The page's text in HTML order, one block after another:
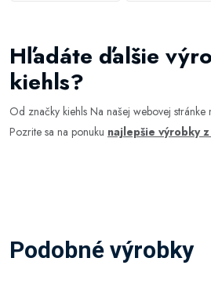
Hľadáte ďalšie
kiehls?
Od značky kiehls Na našej webovej stránke
Pozrite sa na ponuku najlepšie výrobky
Podobné výrobky